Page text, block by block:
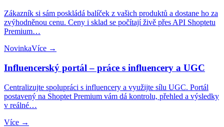
Zákazník si sám poskládá balíček z vašich produktů a dostane ho za
zvýhodněnou cenu. Ceny i sklad se počítají živě přes API Shoptetu
Premium…
NovinkaVíce →
Influencerský portál – práce s influencery a UGC
Centralizujte spolupráci s influencery a využijte sílu UGC. Portál
postavený na Shoptet Premium vám dá kontrolu, přehled a výsledky
v reálné…
Více →